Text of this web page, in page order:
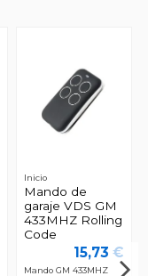
Inicio
Mando de
garaje VDS GM
433MHZ Rolling
Code
15,73 €
Mando GM 433MHZ